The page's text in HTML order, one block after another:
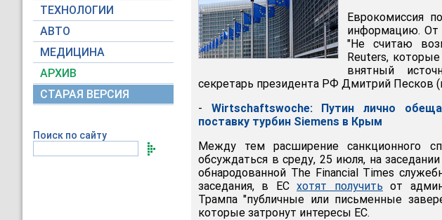
ТЕХНОЛОГИИ
АВТО
МЕДИЦИНА
АРХИВ
СТАРАЯ ВЕРСИЯ
Поиск по сайту
Еврокомиссия
информацию. От
"Не считаю
Reuters,
внятный
секретарь президента РФ Дмитрий Песков
- Wirtschaftswoche: Путин лично
поставку турбин Siemens в Крым
Между тем расширение санкционного
обсуждаться в среду, 25 июля, на
обнародованной The Financial Times
заседания, в ЕСхотят получить от
Трампа "публичные или письменные
которые затронут интересы ЕС.